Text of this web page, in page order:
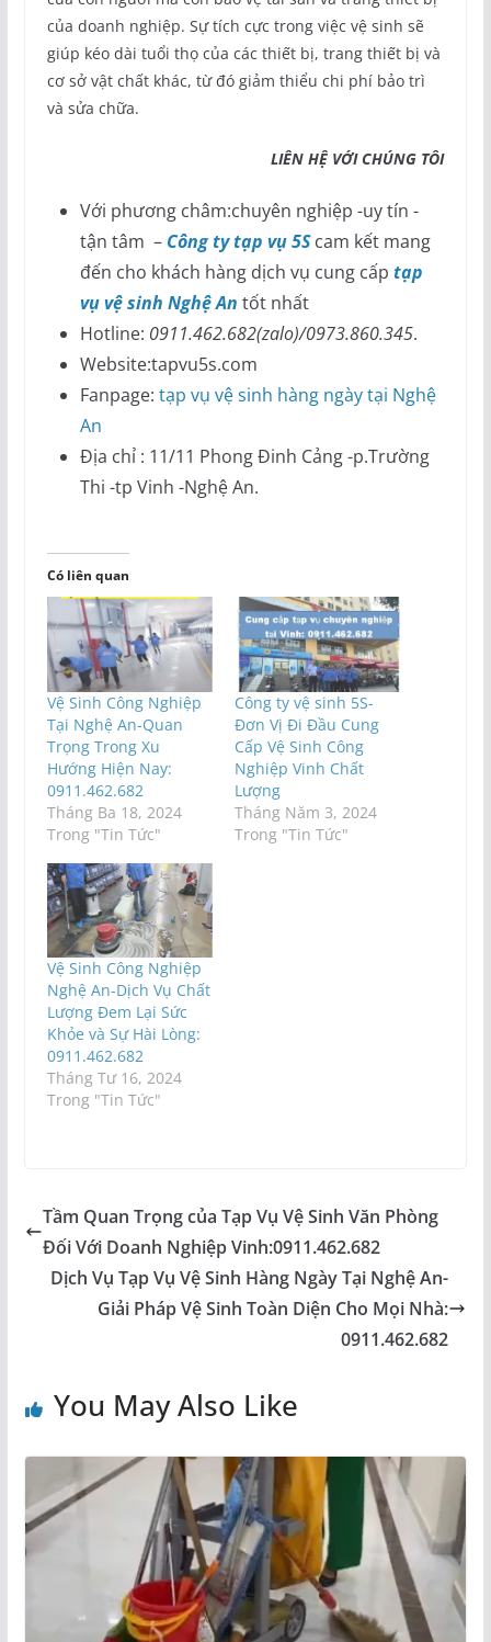
của doanh nghiệp. Sự tích cực trong việc vệ sinh sẽ
giúp kéo dài tuổi thọ của các thiết bị, trang thiết bị và
cơ sở vật chất khác, từ đó giảm thiểu chi phí bảo trì
và sửa chữa.
LIÊN HỆ VỚI CHÚNG TÔI
Với phương châm:chuyên nghiệp -uy tín -
tận tâm – Công ty tạp vụ 5Scam kết mang
đến cho khách hàng dịch vụ cung cấp tạp
vụ vệ sinh Nghệ An tốt nhất
Hotline: 0911.462.682(zalo)/0973.860.345.
Website:tapvu5s.com
Fanpage: tạp vụ vệ sinh hàng ngày tại Nghệ
An
Địa chỉ : 11/11 Phong Đinh Cảng -p.Trường
Thi -tp Vinh -Nghệ An.
Có liên quan
Vệ Sinh Công Nghiệp
Tại Nghệ An-Quan
Trọng Trong Xu
Hướng Hiện Nay:
0911.462.682
Tháng Ba 18, 2024
Trong "Tin Tức"
Công ty vệ sinh 5S-
Đơn Vị Đi Đầu Cung
Cấp Vệ Sinh Công
Nghiệp Vinh Chất
Lượng
Tháng Năm 3, 2024
Trong "Tin Tức"
Vệ Sinh Công Nghiệp
Nghệ An-Dịch Vụ Chất
Lượng Đem Lại Sức
Khỏe và Sự Hài Lòng:
0911.462.682
Tháng Tư 16, 2024
Trong "Tin Tức"
Tầm Quan Trọng của Tạp Vụ Vệ Sinh Văn Phòng
Đối Với Doanh Nghiệp Vinh:0911.462.682
Dịch Vụ Tạp Vụ Vệ Sinh Hàng Ngày Tại Nghệ An-
Giải Pháp Vệ Sinh Toàn Diện Cho Mọi Nhà:
0911.462.682
You May Also Like